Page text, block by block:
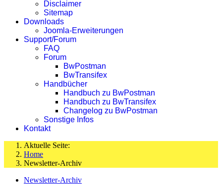
Disclaimer
Sitemap
Downloads
Joomla-Erweiterungen
Support/Forum
FAQ
Forum
BwPostman
BwTransifex
Handbücher
Handbuch zu BwPostman
Handbuch zu BwTransifex
Changelog zu BwPostman
Sonstige Infos
Kontakt
Aktuelle Seite:
Home
Newsletter-Archiv
Newsletter-Archiv